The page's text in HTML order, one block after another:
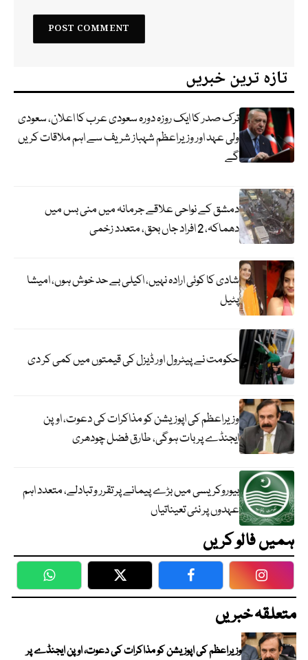
تازہ ترین خبریں
ترک صدر کا ایک روزہ دورہ سعودی عرب کا اعلان، سعودی
ولی عہد اور وزیراعظم شہباز شریف سے اہم ملاقات کریں
گے
دمشق کے نواحی علاقے جرمانہ میں منی بس میں
دھماکہ، 2 افراد جاں بحق، متعدد زخمی
شادی کا کوئی ارادہ نہیں، اکیلی بے حد خوش ہوں، امیشا
پٹیل
حکومت نے پیٹرول اور ڈیزل کی قیمتوں میں کمی کر دی
وزیراعظم کی اپوزیشن کو مذاکرات کی دعوت، اوپن
ایجنڈے پر بات ہوگی، طارق فضل چودھری
بیوروکریسی میں بڑے پیمانے پر تقرر و تبادلے، متعدد اہم
عہدوں پر نئی تعیناتیاں
ہمیں فالو کریں
WhatsApp Twitter Facebook
متعلقہ خبریں
وزیراعظم کی اپوزیشن کو مذاکرات کی دعوت، اوپن ایجنڈے پر